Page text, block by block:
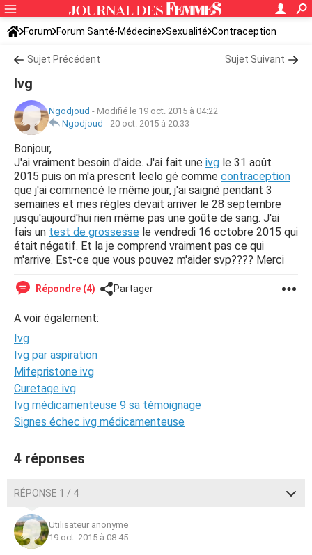
Forum Forum Santé-Médecine Sexualité Contraception
Sujet Précédent Sujet Suivant
Ivg
Ngodjoud - Modifié le 19 oct. 2015 à 04:22
Ngodjoud - 20 oct. 2015 à 20:33
Bonjour,
J'ai vraiment besoin d'aide. J'ai fait une ivg le 31 août
2015 puis on m'a prescrit leelo gé comme contraception
que j'ai commencé le même jour, j'ai saigné pendant 3
semaines et mes règles devait arriver le 28 septembre
jusqu'aujourd'hui rien même pas une goûte de sang. J'ai
fais un test de grossesse le vendredi 16 octobre 2015 qui
était négatif. Et la je comprend vraiment pas ce qui
m'arrive. Est-ce que vous pouvez m'aider svp???? Merci
Répondre (4) Partager
A voir également:
Ivg
Ivg par aspiration
Mifepristone ivg
Curetage ivg
Ivg médicamenteuse 9 sa témoignage
Signes échec ivg médicamenteuse
4 réponses
RÉPONSE 1 / 4
Utilisateur anonyme
19 oct. 2015 à 08:45